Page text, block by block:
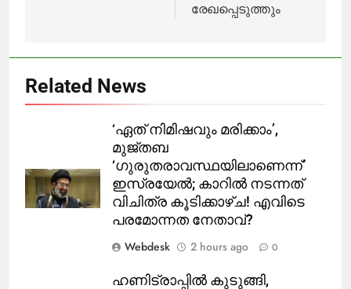
രേഖപ്പെടുത്തും
Related News
‘ഏത് നിമിഷവും മരിക്കാം’,
മുജ്‍തബ
‘ഗുരുതരാവസ്ഥയിലാണെന്ന്’
ഇസ്രയേൽ; കാറിൽ നടന്നത്
വിചിത്ര കൂടിക്കാഴ്ച! എവിടെ
പരമോന്നത നേതാവ്?
Webdesk
2 hours ago 0
ഹണിട്രാപ്പിൽ കുടുങ്ങി,